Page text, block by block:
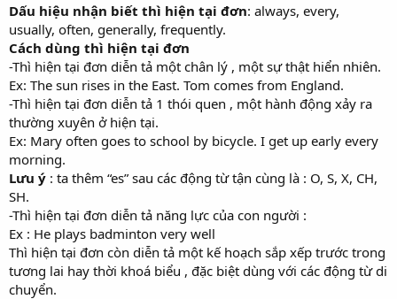
Dấu hiệu nhận biết thì hiện tại đơn: always, every,
usually, often, generally, frequently.
Cách dùng thì hiện tại đơn
-Thì hiện tại đơn diễn tả một chân lý , một sự thật hiển nhiên.
Ex: The sun rises in the East. Tom comes from England.
-Thì hiện tại đơn diễn tả 1 thói quen , một hành động xảy ra
thường xuyên ở hiện tại.
Ex: Mary often goes to school by bicycle. I get up early every
morning.
Lưu ý : ta thêm “es” sau các động từ tận cùng là : O, S, X, CH,
SH.
-Thì hiện tại đơn diễn tả năng lực của con người :
Ex : He plays badminton very well
Thì hiện tại đơn còn diễn tả một kế hoạch sắp xếp trước trong
tương lai hay thời khoá biểu , đặc biệt dùng với các động từ di
chuyển.